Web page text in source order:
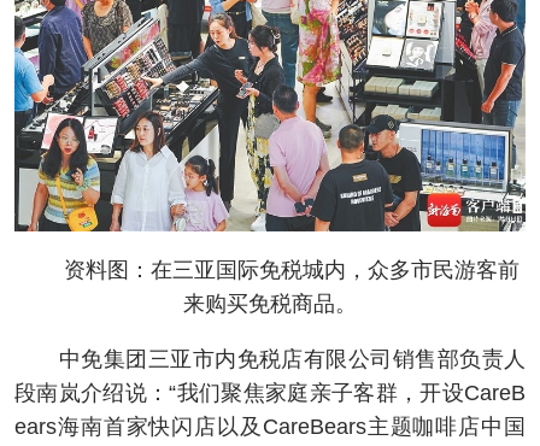
资料图：在三亚国际免税城内，众多市民游客前
来购买免税商品。
中免集团三亚市内免税店有限公司销售部负责人
段南岚介绍说：“我们聚焦家庭亲子客群，开设CareB
ears海南首家快闪店以及CareBears主题咖啡店中国